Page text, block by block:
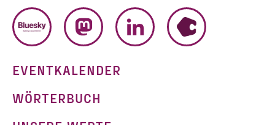
BLUESKYMASTODONLINKEDINHUMHUB
EVENTKALENDER
WÖRTERBUCH